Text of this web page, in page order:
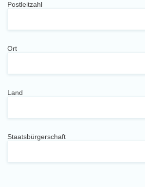
Postleitzahl
Ort
Land
Staatsbürgerschaft